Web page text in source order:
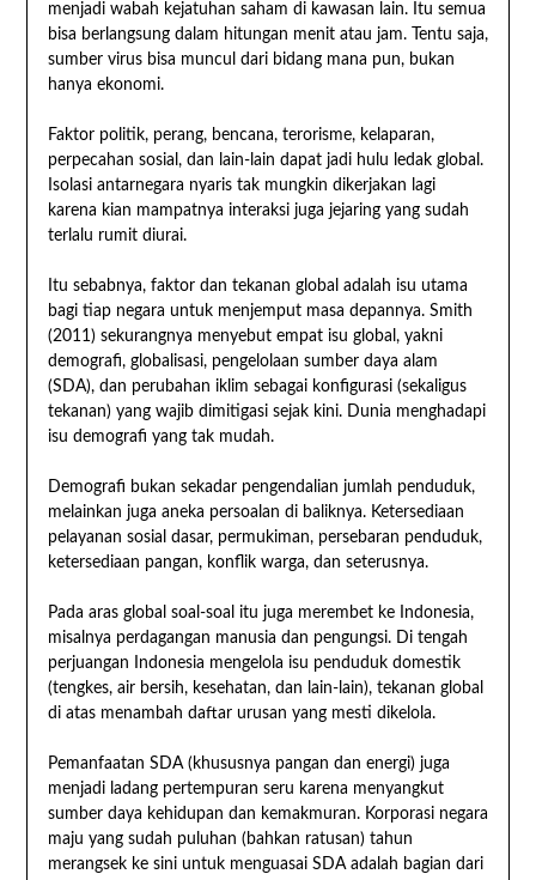
menjadi wabah kejatuhan saham di kawasan lain. Itu semua
bisa berlangsung dalam hitungan menit atau jam. Tentu saja,
sumber virus bisa muncul dari bidang mana pun, bukan
hanya ekonomi.
Faktor politik, perang, bencana, terorisme, kelaparan,
perpecahan sosial, dan lain-lain dapat jadi hulu ledak global.
Isolasi antarnegara nyaris tak mungkin dikerjakan lagi
karena kian mampatnya interaksi juga jejaring yang sudah
terlalu rumit diurai.
Itu sebabnya, faktor dan tekanan global adalah isu utama
bagi tiap negara untuk menjemput masa depannya. Smith
(2011) sekurangnya menyebut empat isu global, yakni
demografi, globalisasi, pengelolaan sumber daya alam
(SDA), dan perubahan iklim sebagai konfigurasi (sekaligus
tekanan) yang wajib dimitigasi sejak kini. Dunia menghadapi
isu demografi yang tak mudah.
Demografi bukan sekadar pengendalian jumlah penduduk,
melainkan juga aneka persoalan di baliknya. Ketersediaan
pelayanan sosial dasar, permukiman, persebaran penduduk,
ketersediaan pangan, konflik warga, dan seterusnya.
Pada aras global soal-soal itu juga merembet ke Indonesia,
misalnya perdagangan manusia dan pengungsi. Di tengah
perjuangan Indonesia mengelola isu penduduk domestik
(tengkes, air bersih, kesehatan, dan lain-lain), tekanan global
di atas menambah daftar urusan yang mesti dikelola.
Pemanfaatan SDA (khususnya pangan dan energi) juga
menjadi ladang pertempuran seru karena menyangkut
sumber daya kehidupan dan kemakmuran. Korporasi negara
maju yang sudah puluhan (bahkan ratusan) tahun
merangsek ke sini untuk menguasai SDA adalah bagian dari